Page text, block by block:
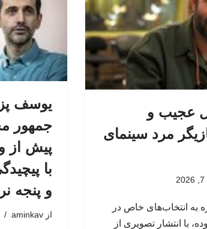
عجیب و
مرد سینمای
به انتخاب‌های خاص در
با انتشار تصویری از
یوسف
جمهور
پیش از
با
و پنجه
از aminkav